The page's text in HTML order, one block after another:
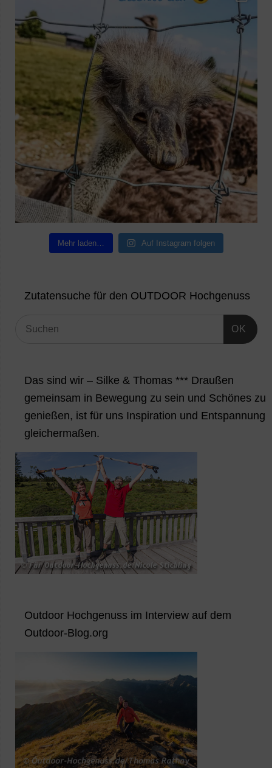
Mehr laden… Auf Instagram folgen
Zutatensuche für den OUTDOOR Hochgenuss
OK
Das sind wir – Silke & Thomas *** Draußen
gemeinsam in Bewegung zu sein und Schönes zu
genießen, ist für uns Inspiration und Entspannung
gleichermaßen.
Outdoor Hochgenuss im Interview auf dem
Outdoor-Blog.org